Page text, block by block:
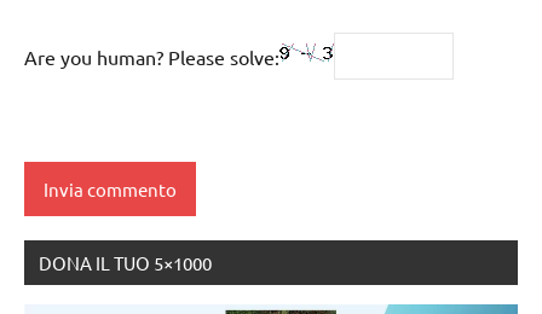
Are you human? Please solve:
DONA IL TUO 5×1000